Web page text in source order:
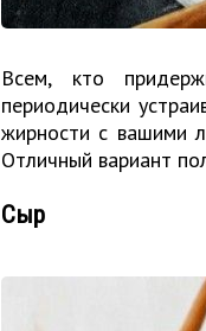
Всем, кто
периодически
жирности с вашими
Отличный вариант
Сыр